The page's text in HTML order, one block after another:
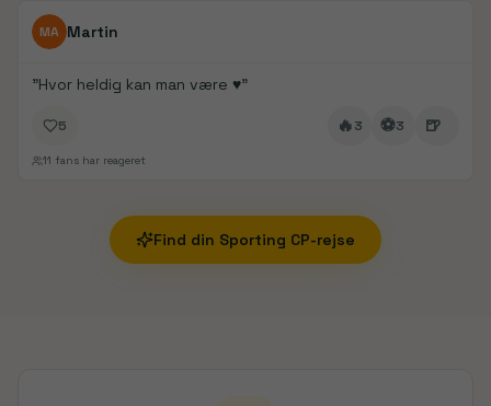
FanDays bidrag
MA Martin
"Hvor heldig kan man være ♥️"
5 🔥3 ⚽3 🍺
11 fans har reageret
Find din Sporting CP-rejse